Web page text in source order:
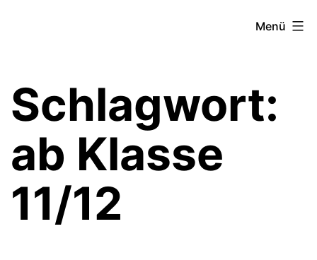
Menü
Schlagwort:
ab Klasse
11/12